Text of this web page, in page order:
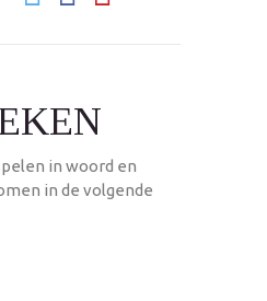
in woord en
in de volgende